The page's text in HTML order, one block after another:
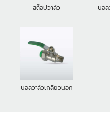
สต๊อปวาล์ว บอล
บอลวาล์วเกลียวนอก